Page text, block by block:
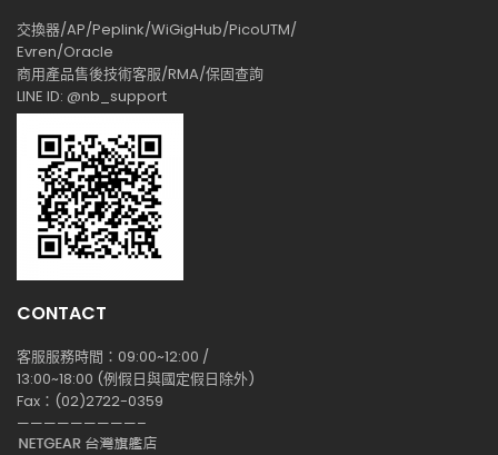
交換器/AP/Peplink/WiGigHub/PicoUTM/
Evren/Oracle
商用產品售後技術客服/RMA/保固查詢
LINE ID: @nb_support
CONTACT
客服服務時間：09:00~12:00 /
13:00~18:00 (例假日與國定假日除外)
Fax：(02)2722-0359
—————————–